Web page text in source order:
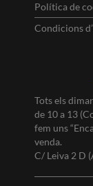
Política de
Condicions
Tots els
de 10 a 13
fem uns
venda.
C/ Leiva 2 D